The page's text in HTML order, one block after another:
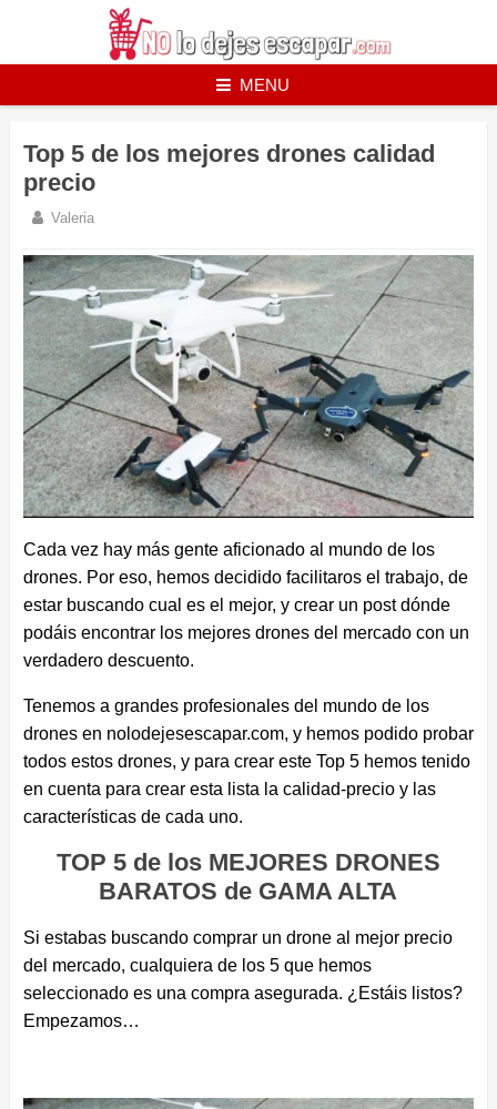
MENU
Top 5 de los mejores drones calidad
precio
Valeria
Cada vez hay más gente aficionado al mundo de los
drones. Por eso, hemos decidido facilitaros el trabajo, de
estar buscando cual es el mejor, y crear un post dónde
podáis encontrar los mejores drones del mercado con un
verdadero descuento.
Tenemos a grandes profesionales del mundo de los
drones en nolodejesescapar.com, y hemos podido probar
todos estos drones, y para crear este Top 5 hemos tenido
en cuenta para crear esta lista la calidad-precio y las
características de cada uno.
TOP 5 de los MEJORES DRONES
BARATOS de GAMA ALTA
Si estabas buscando comprar un drone al mejor precio
del mercado, cualquiera de los 5 que hemos
seleccionado es una compra asegurada. ¿Estáis listos?
Empezamos…